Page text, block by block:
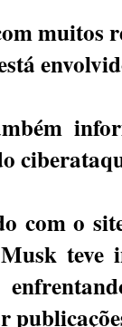
muitos
com o
teve